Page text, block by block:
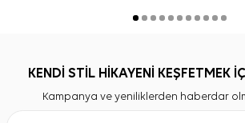
KENDİ STİL HİKAYENİ KEŞFETMEK
Kampanya ve yeniliklerden haberdar